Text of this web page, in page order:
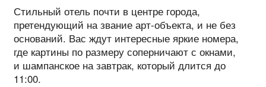
Стильный отель почти в центре города,
претендующий на звание арт-объекта, и не без
оснований. Вас ждут интересные яркие номера,
где картины по размеру соперничают с окнами,
и шампанское на завтрак, который длится до
11:00.